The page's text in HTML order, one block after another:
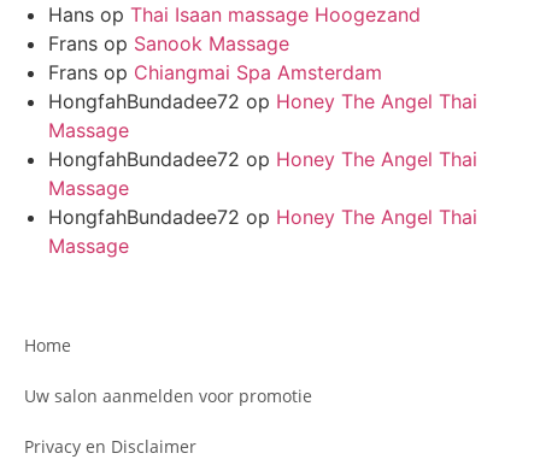
Hans op Thai Isaan massage Hoogezand
Frans op Sanook Massage
Frans op Chiangmai Spa Amsterdam
HongfahBundadee72 op Honey The Angel Thai
Massage
HongfahBundadee72 op Honey The Angel Thai
Massage
HongfahBundadee72 op Honey The Angel Thai
Massage
Home
Uw salon aanmelden voor promotie
Privacy en Disclaimer